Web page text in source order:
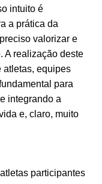
intuito é
a prática da
valorizar e
A realização deste
atletas, equipes
para
e integrando a
e, claro, muito
participantes